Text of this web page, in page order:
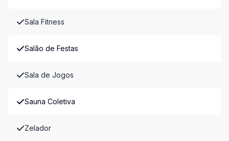
Sala Fitness
Salão de Festas
Sala de Jogos
Sauna Coletiva
Zelador